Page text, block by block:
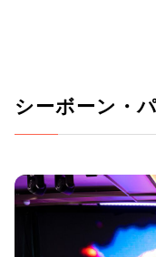
シーボーン・